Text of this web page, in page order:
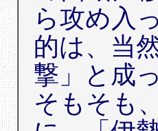
ら攻め入
的は、当
撃」と成
そもそも